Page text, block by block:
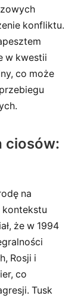
konfliktu.
w kwestii
co może
ciosów:
na
kontekstu
że w 1994
Rosji i
co
Tusk